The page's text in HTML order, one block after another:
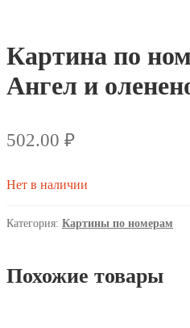
Картина по
Ангел и
502.00 ₽
Нет в наличии
Категория: Картины по номерам
Похожие товары